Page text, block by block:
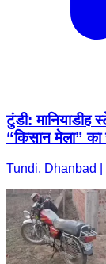
टुंडी: मानियाडीह
“किसान मेला”
Tundi, Dhanbad